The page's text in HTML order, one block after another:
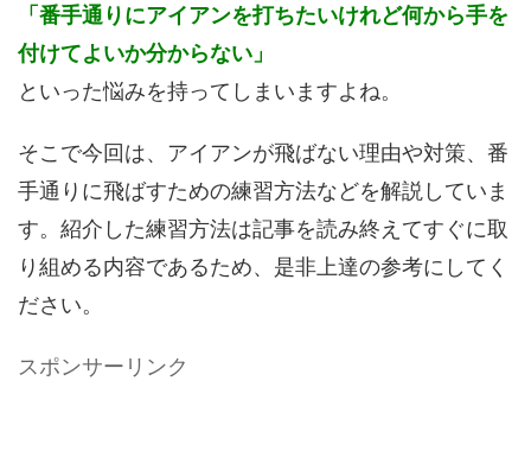
「番手通りにアイアンを打ちたいけれど何から手を
付けてよいか分からない」
といった悩みを持ってしまいますよね。
そこで今回は、アイアンが飛ばない理由や対策、番
手通りに飛ばすための練習方法などを解説していま
す。紹介した練習方法は記事を読み終えてすぐに取
り組める内容であるため、是非上達の参考にしてく
ださい。
スポンサーリンク